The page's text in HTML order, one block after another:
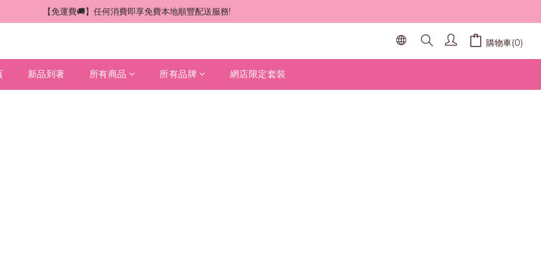
【免運費🚚】任何消費即享免費本地順豐配送服務!
購物車(0)
新品到著 所有商品 所有品牌 網店限定套裝